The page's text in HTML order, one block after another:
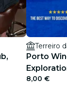
Terreiro
Porto
8,00 €